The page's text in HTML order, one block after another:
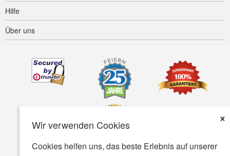
Wir verwenden Cookies
×
Cookies helfen uns, das beste Erlebnis auf unserer
Hilfe
Über uns